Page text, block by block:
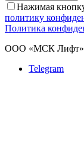
Нажимая
политику
Политика
ООО «МСК Лифт»
Telegram